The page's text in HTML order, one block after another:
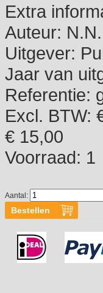
Extra
Auteur: N.N.
Uitgever:
Jaar van
Referentie:
Excl. BTW:
€ 15,00
Voorraad: 1
Aantal: